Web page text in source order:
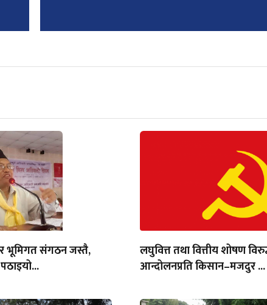
भूमिगत संगठन जस्तै,
लघुवित्त तथा वित्तीय शोषण
आन्दोलनप्रति किसान–मजदुर ...